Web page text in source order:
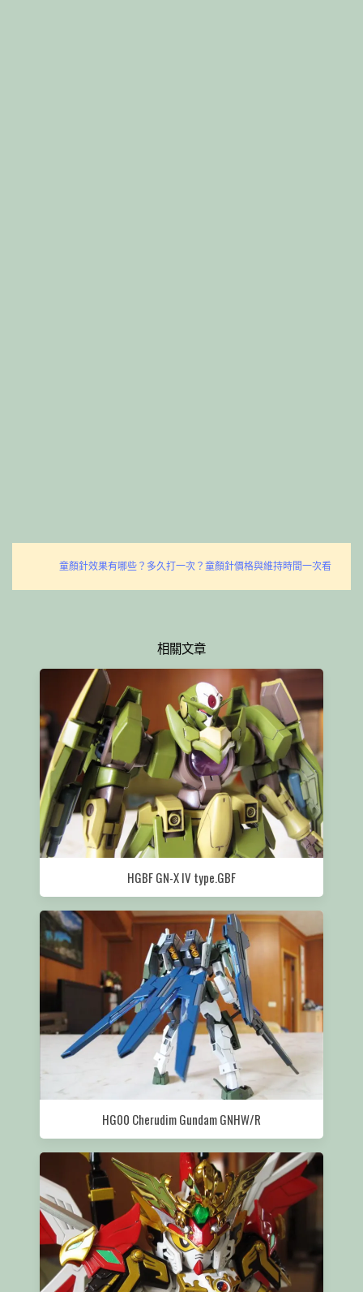
童顏針效果有哪些？多久打一次？童顏針價格與維持時間一次看
相關文章
HGBF GN-X IV type.GBF
HG00 Cherudim Gundam GNHW/R